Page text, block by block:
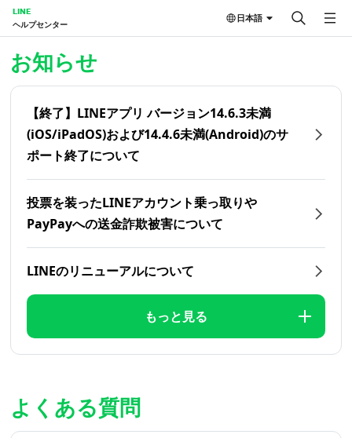
LINE
ヘルプセンター
日本語
お知らせ
【終了】LINEアプリ バージョン14.6.3未満
(iOS/iPadOS)および14.4.6未満(Android)のサ
ポート終了について
投票を装ったLINEアカウント乗っ取りや
PayPayへの送金詐欺被害について
LINEのリニューアルについて
もっと見る
よくある質問